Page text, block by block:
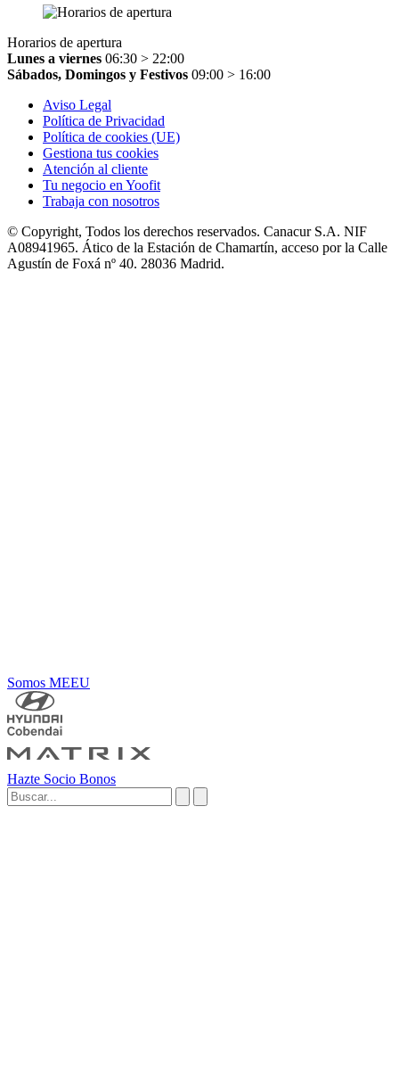
Horarios de apertura
Lunes a viernes 06:30 > 22:00
Sábados, Domingos y Festivos 09:00 > 16:00
Aviso Legal
Política de Privacidad
Política de cookies (UE)
Gestiona tus cookies
Atención al cliente
Tu negocio en Yoofit
Trabaja con nosotros
© Copyright, Todos los derechos reservados. Canacur S.A. NIF
A08941965. Ático de la Estación de Chamartín, acceso por la Calle
Agustín de Foxá nº 40. 28036 Madrid.
Somos MEEU
Hazte Socio Bonos